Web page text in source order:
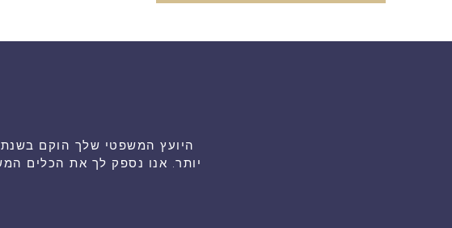
יותר. אנו נספק לך את הכלים